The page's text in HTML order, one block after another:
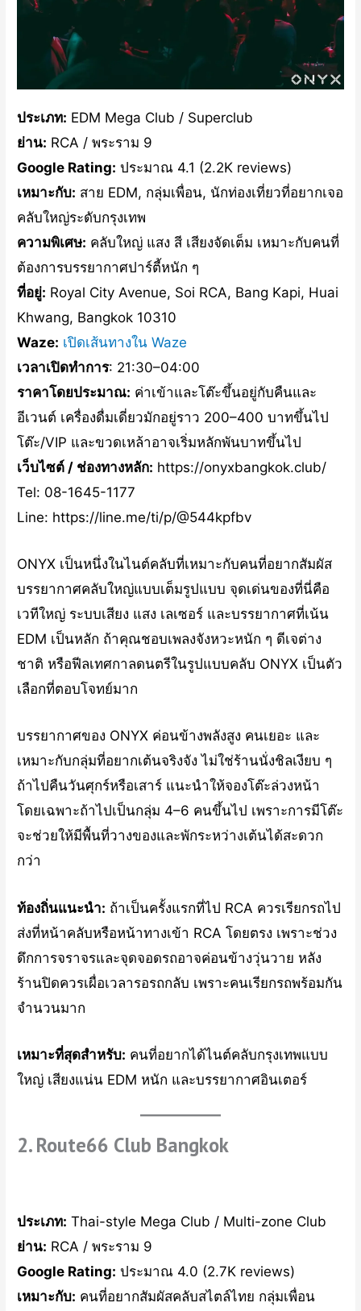
ประเภท: EDM Mega Club / Superclub
ย่าน: RCA / พระราม 9
Google Rating: ประมาณ 4.1 (2.2K reviews)
เหมาะกับ: สาย EDM, กลุ่มเพื่อน, นักท่องเที่ยวที่อยากเจอ
คลับใหญ่ระดับกรุงเทพ
ความพิเศษ: คลับใหญ่ แสง สี เสียงจัดเต็ม เหมาะกับคนที่
ต้องการบรรยากาศปาร์ตี้หนัก ๆ
ที่อยู่: Royal City Avenue, Soi RCA, Bang Kapi, Huai
Khwang, Bangkok 10310
Waze: เปิดเส้นทางใน Waze
เวลาเปิดทำการ: 21:30–04:00
ราคาโดยประมาณ: ค่าเข้าและโต๊ะขึ้นอยู่กับคืนและ
อีเวนต์ เครื่องดื่มเดี่ยวมักอยู่ราว 200–400 บาทขึ้นไป
โต๊ะ/VIP และขวดเหล้าอาจเริ่มหลักพันบาทขึ้นไป
เว็บไซต์ / ช่องทางหลัก: https://onyxbangkok.club/
Tel: 08-1645-1177
Line: https://line.me/ti/p/@544kpfbv
ONYX เป็นหนึ่งในไนต์คลับที่เหมาะกับคนที่อยากสัมผัส
บรรยากาศคลับใหญ่แบบเต็มรูปแบบ จุดเด่นของที่นี่คือ
เวทีใหญ่ ระบบเสียง แสง เลเซอร์ และบรรยากาศที่เน้น
EDM เป็นหลัก ถ้าคุณชอบเพลงจังหวะหนัก ๆ ดีเจต่าง
ชาติ หรือฟีลเทศกาลดนตรีในรูปแบบคลับ ONYX เป็นตัว
เลือกที่ตอบโจทย์มาก
บรรยากาศของ ONYX ค่อนข้างพลังสูง คนเยอะ และ
เหมาะกับกลุ่มที่อยากเต้นจริงจัง ไม่ใช่ร้านนั่งชิลเงียบ ๆ
ถ้าไปคืนวันศุกร์หรือเสาร์ แนะนำให้จองโต๊ะล่วงหน้า
โดยเฉพาะถ้าไปเป็นกลุ่ม 4–6 คนขึ้นไป เพราะการมีโต๊ะ
จะช่วยให้มีพื้นที่วางของและพักระหว่างเต้นได้สะดวก
กว่า
ท้องถิ่นแนะนำ: ถ้าเป็นครั้งแรกที่ไป RCA ควรเรียกรถไป
ส่งที่หน้าคลับหรือหน้าทางเข้า RCA โดยตรง เพราะช่วง
ดึกการจราจรและจุดจอดรถอาจค่อนข้างวุ่นวาย หลัง
ร้านปิดควรเผื่อเวลารอรถกลับ เพราะคนเรียกรถพร้อมกัน
จำนวนมาก
เหมาะที่สุดสำหรับ: คนที่อยากได้ไนต์คลับกรุงเทพแบบ
ใหญ่ เสียงแน่น EDM หนัก และบรรยากาศอินเตอร์
2. Route66 Club Bangkok
ประเภท: Thai-style Mega Club / Multi-zone Club
ย่าน: RCA / พระราม 9
Google Rating: ประมาณ 4.0 (2.7K reviews)
เหมาะกับ: คนที่อยากสัมผัสคลับสไตล์ไทย กลุ่มเพื่อน